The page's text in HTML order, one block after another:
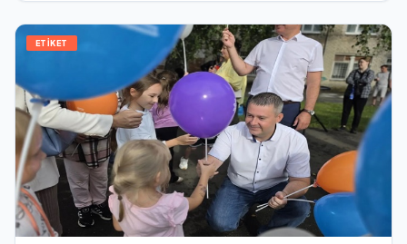
тренировки, появился на базе детско-юношеской спортивно–
адаптивной школы «Реабилитация и физкультура».
ETİKET